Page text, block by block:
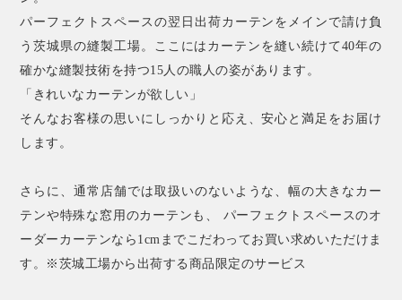
パーフェクトスペースの翌日出荷カーテンをメインで請け負
う茨城県の縫製工場。ここにはカーテンを縫い続けて40年の
確かな縫製技術を持つ15人の職人の姿があります。
「きれいなカーテンが欲しい」
そんなお客様の思いにしっかりと応え、安心と満足をお届け
します。
さらに、通常店舗では取扱いのないような、幅の大きなカー
テンや特殊な窓用のカーテンも、 パーフェクトスペースのオ
ーダーカーテンなら1cmまでこだわってお買い求めいただけま
す。※茨城工場から出荷する商品限定のサービス